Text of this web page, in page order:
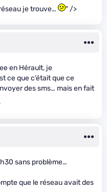
je trouve… " />
en Hérault, je
ce que c’était que ce
des sms… mais en fait
sans problème…
que le réseau avait des